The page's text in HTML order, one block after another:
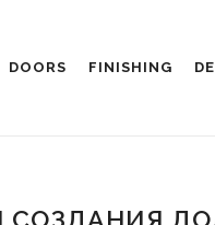
DOORS FINISHING